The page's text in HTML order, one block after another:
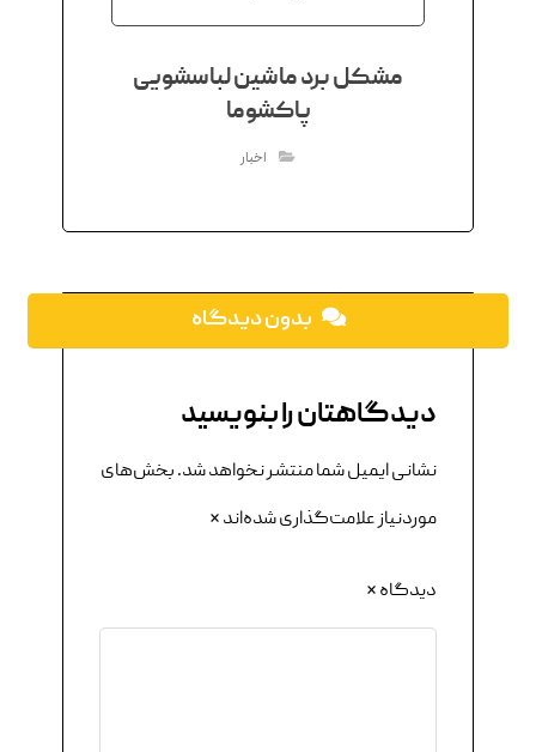
مشکل برد ماشین لباسشویی
پاکشوما
اخبار
بدون دیدگاه
دیدگاهتان را بنویسید
نشانی ایمیل شما منتشر نخواهد شد.بخش‌های
موردنیاز علامت‌گذاری شده‌اند*
دیدگاه*